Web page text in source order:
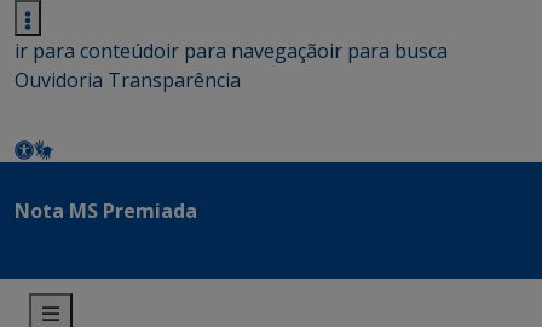
ir para conteúdoir para navegaçãoir para busca
Ouvidoria Transparência
Nota MS Premiada